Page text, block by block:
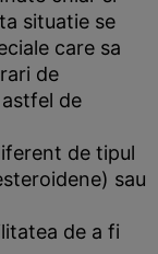
situatie se
care sa
de
de
de tipul
sau
de a fi